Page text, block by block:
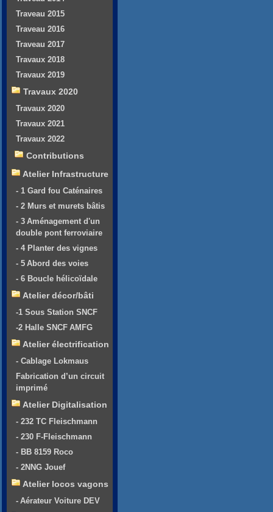
Traveau 2015
Traveau 2016
Traveau 2017
Travaux 2018
Travaux 2019
Travaux 2020
Travaux 2020
Travaux 2021
Travaux 2022
Contributions
Atelier Infrastructure
- 1 Gard fou Caténaires
- 2 Murs et murets bâtis
- 3 Aménagement d'un
double pont ferroviaire
- 4 Planter des vignes
- 5 Abord des voies
- 6 Boucle hélicoïdale
Atelier décor/bâti
-1 Sous Station SNCF
-2 Halle SNCF AMFG
Atelier électrification
- Cablage Lokmaus
Fabrication d’un circuit
imprimé
Atelier Digitalisation
- 232 TC Fleischmann
- 230 F-Fleischmann
- BB 8159 Roco
- 2NNG Jouef
Atelier locos vagons
- Aérateur Voiture DEV